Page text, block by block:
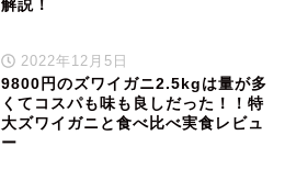
解説！
2022年12月5日
9800円のズワイガニ2.5kgは量が多
くてコスパも味も良しだった！！特
大ズワイガニと食べ比べ実食レビュ
ー